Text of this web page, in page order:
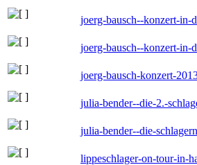
joerg-bausch--konzert-in-
joerg-bausch--konzert-in-
joerg-bausch-konzert-
julia-bender--die-2.-
julia-bender--die-
lippeschlager-on-tour-in-